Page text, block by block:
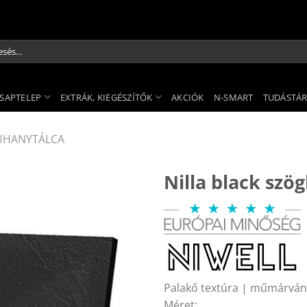
EXTRÁK, KIEGÉSZÍTŐK AKCIÓK N-SMART TUDÁSTÁR
Nilla black
Palakő textúra |